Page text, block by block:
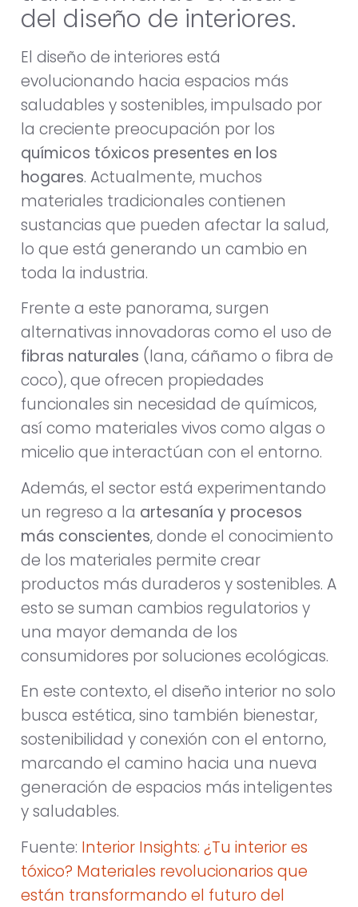
del diseño de interiores.
El diseño de interiores está
evolucionando hacia espacios más
saludables y sostenibles, impulsado por
la creciente preocupación por los
químicos tóxicos presentes en los
hogares. Actualmente, muchos
materiales tradicionales contienen
sustancias que pueden afectar la salud,
lo que está generando un cambio en
toda la industria.
Frente a este panorama, surgen
alternativas innovadoras como el uso de
fibras naturales (lana, cáñamo o fibra de
coco), que ofrecen propiedades
funcionales sin necesidad de químicos,
así como materiales vivos como algas o
micelio que interactúan con el entorno.
Además, el sector está experimentando
un regreso a la artesanía y procesos
más conscientes, donde el conocimiento
de los materiales permite crear
productos más duraderos y sostenibles. A
esto se suman cambios regulatorios y
una mayor demanda de los
consumidores por soluciones ecológicas.
En este contexto, el diseño interior no solo
busca estética, sino también bienestar,
sostenibilidad y conexión con el entorno,
marcando el camino hacia una nueva
generación de espacios más inteligentes
y saludables.
Fuente: Interior Insights: ¿Tu interior es
tóxico? Materiales revolucionarios que
están transformando el futuro del